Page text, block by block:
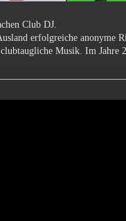
Club DJ.
erfolgreiche anonyme
Musik. Im Jahre